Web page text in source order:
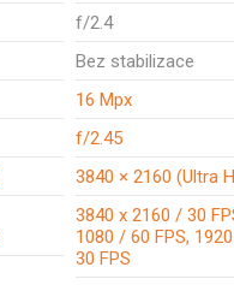
f/2.4
Bez stabilizace
16 Mpx
f/2.45
3840 × 2160 (Ultra
3840 x 2160 / 30
1080 / 60 FPS,
30 FPS